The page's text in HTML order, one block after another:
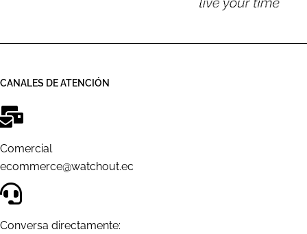
CANALES DE ATENCIÓN
Comercial
ecommerce@watchout.ec
Conversa directamente: